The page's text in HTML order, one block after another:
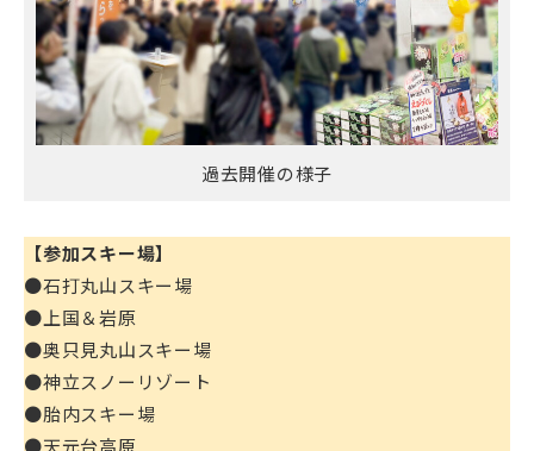
過去開催の様子
【参加スキー場】
●石打丸山スキー場
●上国＆岩原
●奥只見丸山スキー場
●神立スノーリゾート
●胎内スキー場
●天元台高原